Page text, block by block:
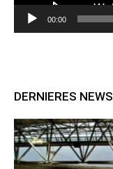
00:00
DERNIERES NEWS